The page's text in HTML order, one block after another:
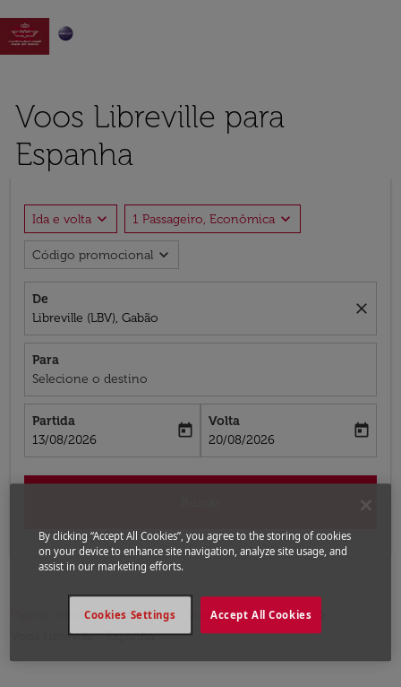

Voos Libreville para
Espanha
Ida e volta expand_more 1 Passageiro, Econômica expand_more
Código promocional expand_more
De
Libreville (LBV), Gabão
close
Para
Selecione o destino
Partida
fc-booking-departure-date-aria-label
13/08/2026
today
Volta
fc-booking-return-date-aria-label
20/08/2026
today
Página inicial Voos
Voos para a Espanha
Voos Libreville - Espanha
By clicking “Accept All Cookies”, you agree to the storing of cookies
on your device to enhance site navigation, analyze site usage, and
assist in our marketing efforts.
Accept All Cookies
Cookies Settings